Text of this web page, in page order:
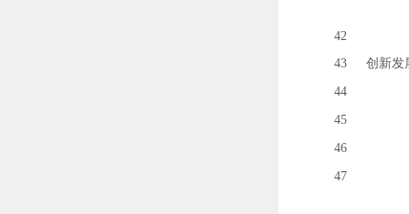
42
43
创新发
44
45
46
47